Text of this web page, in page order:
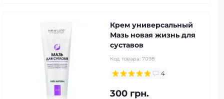
Крем универсальный
Мазь новая жизнь для
суставов
Код товара: 7098
4
300 грн.